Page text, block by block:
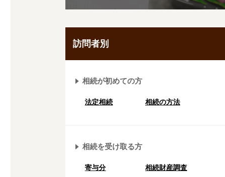
訪問者別
相続が初めての方
法定相続 相続の方法
相続を受け取る方
寄与分 相続財産調査